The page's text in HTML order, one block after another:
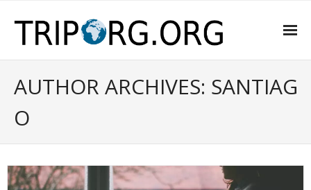
AUTHOR ARCHIVES: SANTIAG
O